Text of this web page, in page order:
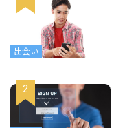
出会い